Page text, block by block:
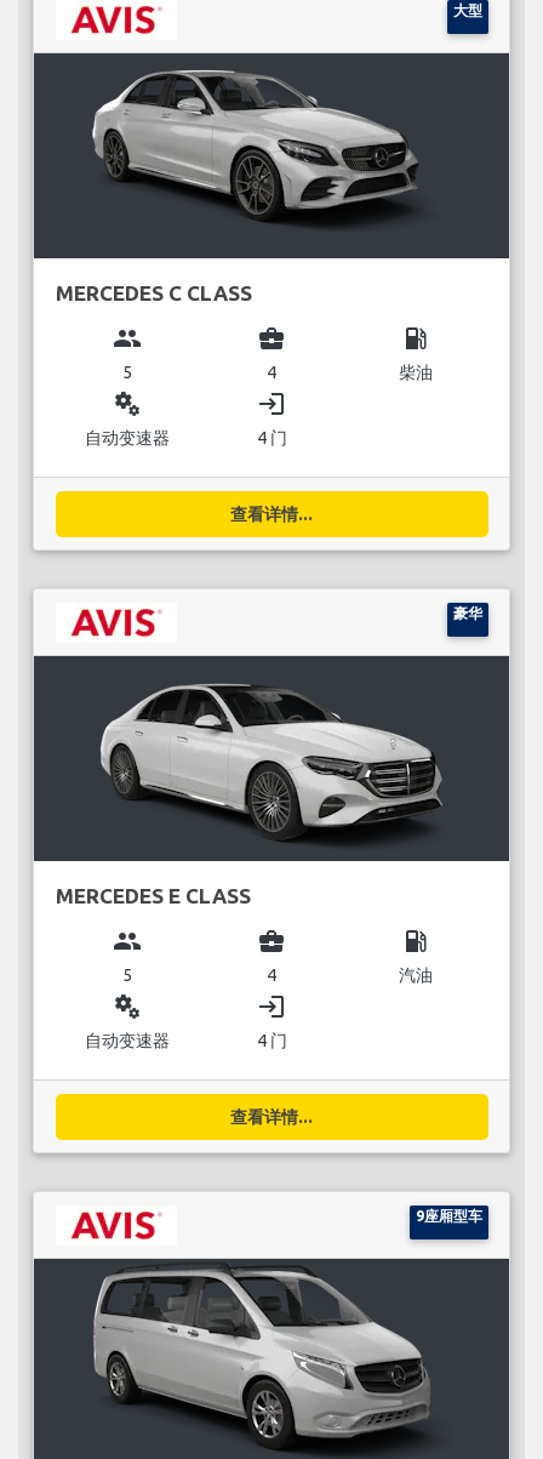
大型
MERCEDES C CLASS
group
5
business_center
4
local_gas_station
柴油
miscellaneous_services
自动变速器
login
4 门
查看详情...
豪华
MERCEDES E CLASS
group
5
business_center
4
local_gas_station
汽油
miscellaneous_services
自动变速器
login
4 门
查看详情...
9座厢型车